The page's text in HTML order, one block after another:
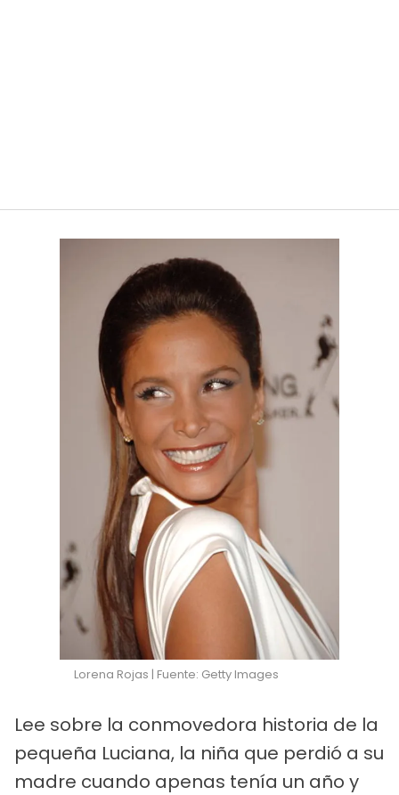
Lorena Rojas | Fuente: Getty Images
Lee sobre la conmovedora historia de la
pequeña Luciana, la niña que perdió a su
madre cuando apenas tenía un año y